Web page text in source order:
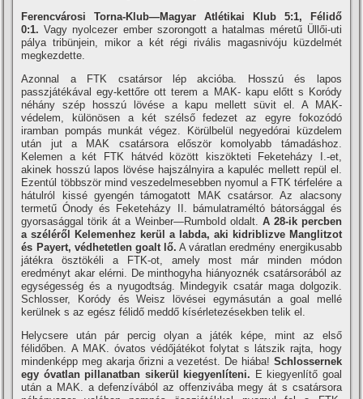
Ferencvárosi Torna-Klub—Magyar Atlétikai Klub 5:1, Félidő
0:1.Vagy nyolcezer ember szorongott a hatalmas méretű Üllői-uti
pálya tribünjein, mikor a két régi rivális magasnivóju küzdelmét
megkezdette.
Azonnal a FTK csatársor lép akcióba. Hosszú és lapos
passzjátékával egy-kettőre ott terem a MAK- kapu előtt s Koródy
néhány szép hosszú lövése a kapu mellett süvit el. A MAK-
védelem, különösen a két szélső fedezet az egyre fokozódó
iramban pompás munkát végez. Körülbelül negyedórai küzdelem
után jut a MAK csatársora először komolyabb támadáshoz.
Kelemen a két FTK hátvéd között kiszökteti Feketeházy I.-et,
akinek hosszú lapos lövése hajszálnyira a kapuléc mellett repül el.
Ezentúl többször mind veszedelmesebben nyomul a FTK térfelére a
hátulról kissé gyengén támogatott MAK csatársor. Az alacsony
termetű Ónody és Feketeházy II. bámulatraméltó bátorsággal és
gyorsasággal törik át a Weinber—RumboId oldalt. A 28-ik percben
a széléről Kelemenhez kerül a labda, aki kidriblizve Manglitzot
és Payert, védhetetlen goalt lő. A váratlan eredmény energikusabb
játékra ösztökéli a FTK-ot, amely most már minden módon
eredményt akar elérni. De minthogyha hiányoznék csatársorából az
egységesség és a nyugodtság. Mindegyik csatár maga dolgozik.
Schlosser, Koródy és Weisz lövései egymásután a goal mellé
kerülnek s az egész félidő meddő kí­sérletezésekben telik el.
Helycsere után pár percig olyan a játék képe, mint az első
félidőben. A MAK. óvatos védőjátékot folytat s látszik rajta, hogy
mindenképp meg akarja őrizni a vezetést. De hiába! Schlossernek
egy óvatlan pillanatban sikerül kiegyenlí­teni. E kiegyenlí­tő goal
után a MAK. a defenzí­vából az offenzivába megy át s csatársora